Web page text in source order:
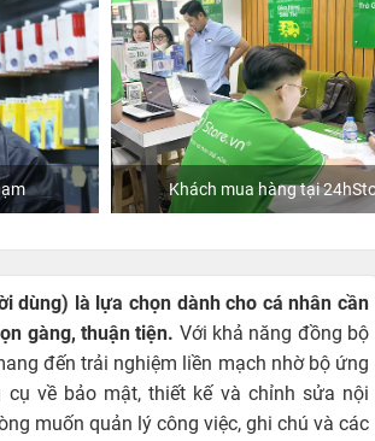
Khách mua hàng tại
dùng) là lựa chọn dành cho cá nhân cần
gàng, thuận tiện. Với khả năng đồng bộ
đến trải nghiệm liền mạch nhờ bộ ứng
cụ về bảo mật, thiết kế và chỉnh sửa nội
muốn quản lý công việc, ghi chú và các